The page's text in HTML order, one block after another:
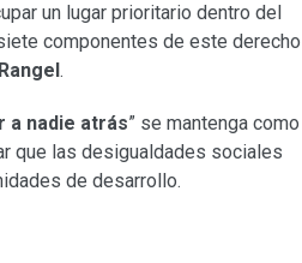
un lugar prioritario dentro del
componentes de este derecho
.
a nadie atrás” se mantenga como
que las desigualdades sociales
de desarrollo.